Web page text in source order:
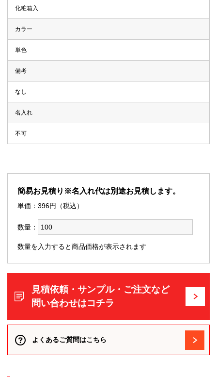
化粧箱入
カラー
単色
備考
なし
名入れ
不可
簡易お見積り※名入れ代は別途お見積します。
単価： 396円（税込）
数量：
数量を入力すると商品価格が表示されます
見積依頼・サンプル・ご注文など
問い合わせはコチラ
よくあるご質問はこちら